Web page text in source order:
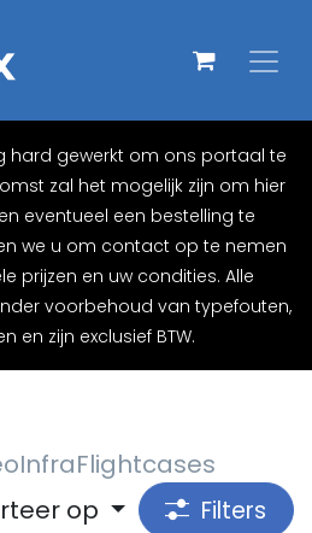
hard gewerkt om ons portaal te
zal het mogelijk zijn om hier
eventueel een bestelling te
we u om contact op te nemen
prijzen en uw condities. Alle
voorbehoud van typefouten,
en zijn exclusief BTW.
InfraFlightcases
op
Filters